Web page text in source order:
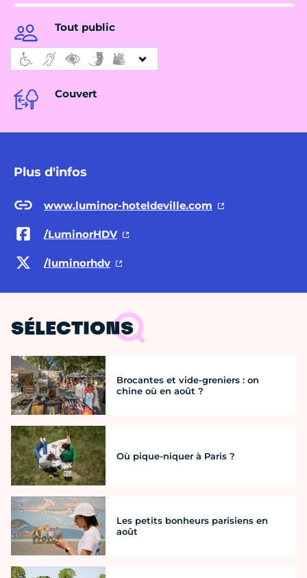
Tout public
Couvert
Plus d'infos
www.luminor-hoteldeville.com
/LuminorHDV
/luminorhdv
SÉLECTIONS
Brocantes et vide-greniers : on
chine où en août ?
Où pique-niquer à Paris ?
Les petits bonheurs parisiens en
août